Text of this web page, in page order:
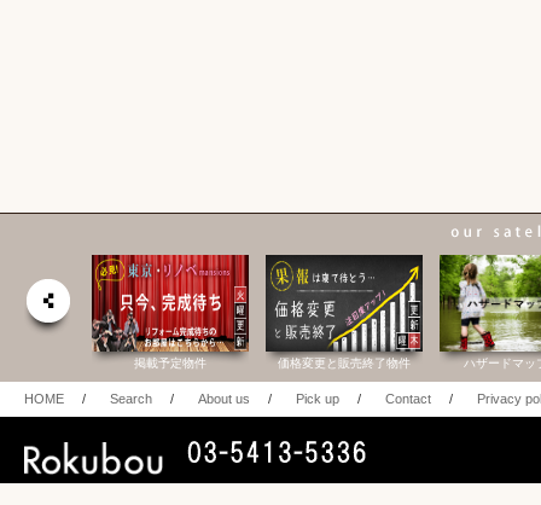
掲載予定物件 価格変更と販売終了物件 ハザードマッ
HOME / Search / About us / Pick up / Contact / Privacy